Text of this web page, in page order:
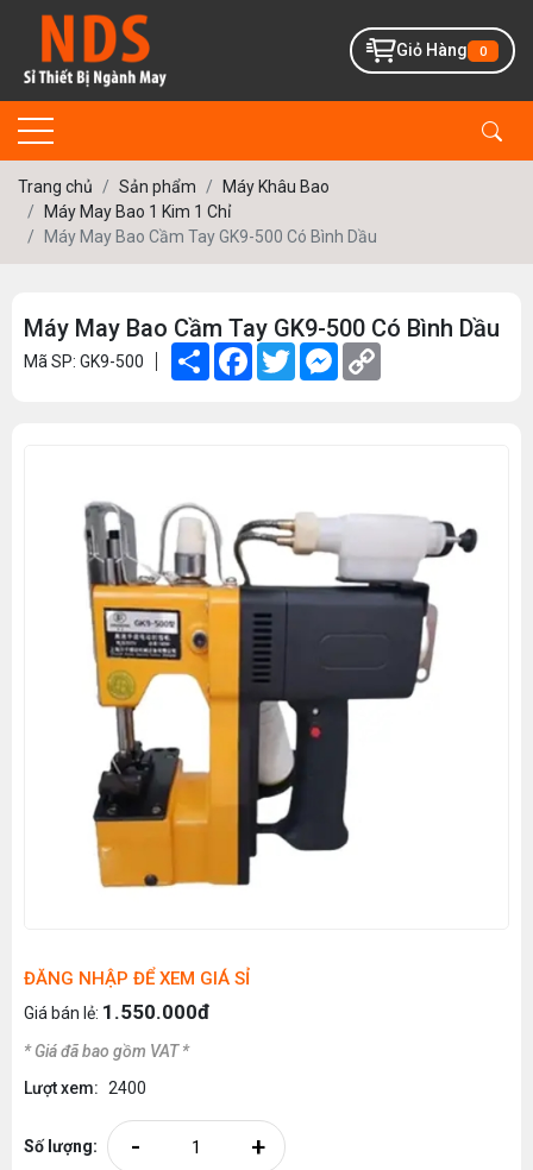
Giỏ Hàng 0
Trang chủ Sản phẩm
Máy Khâu Bao
Máy May Bao 1 Kim 1 Chỉ
Máy May Bao Cầm Tay GK9-500 Có Bình Dầu
Máy May Bao Cầm Tay GK9-500 Có Bình Dầu
Mã SP: GK9-500 Share Facebook
TwitterMessenger
ĐĂNG NHẬP ĐỂ XEM GIÁ SỈ
Giá bán lẻ: 1.550.000đ
* Giá đã bao gồm VAT *
Lượt xem: 2400
Số lượng: - +